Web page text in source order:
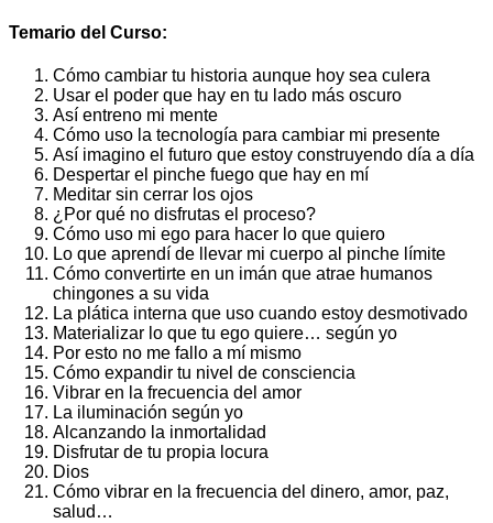
Temario del Curso:
Cómo cambiar tu historia aunque hoy sea culera
Usar el poder que hay en tu lado más oscuro
Así entreno mi mente
Cómo uso la tecnología para cambiar mi presente
Así imagino el futuro que estoy construyendo día a día
Despertar el pinche fuego que hay en mí
Meditar sin cerrar los ojos
¿Por qué no disfrutas el proceso?
Cómo uso mi ego para hacer lo que quiero
Lo que aprendí de llevar mi cuerpo al pinche límite
Cómo convertirte en un imán que atrae humanos
chingones a su vida
La plática interna que uso cuando estoy desmotivado
Materializar lo que tu ego quiere… según yo
Por esto no me fallo a mí mismo
Cómo expandir tu nivel de consciencia
Vibrar en la frecuencia del amor
La iluminación según yo
Alcanzando la inmortalidad
Disfrutar de tu propia locura
Dios
Cómo vibrar en la frecuencia del dinero, amor, paz,
salud…